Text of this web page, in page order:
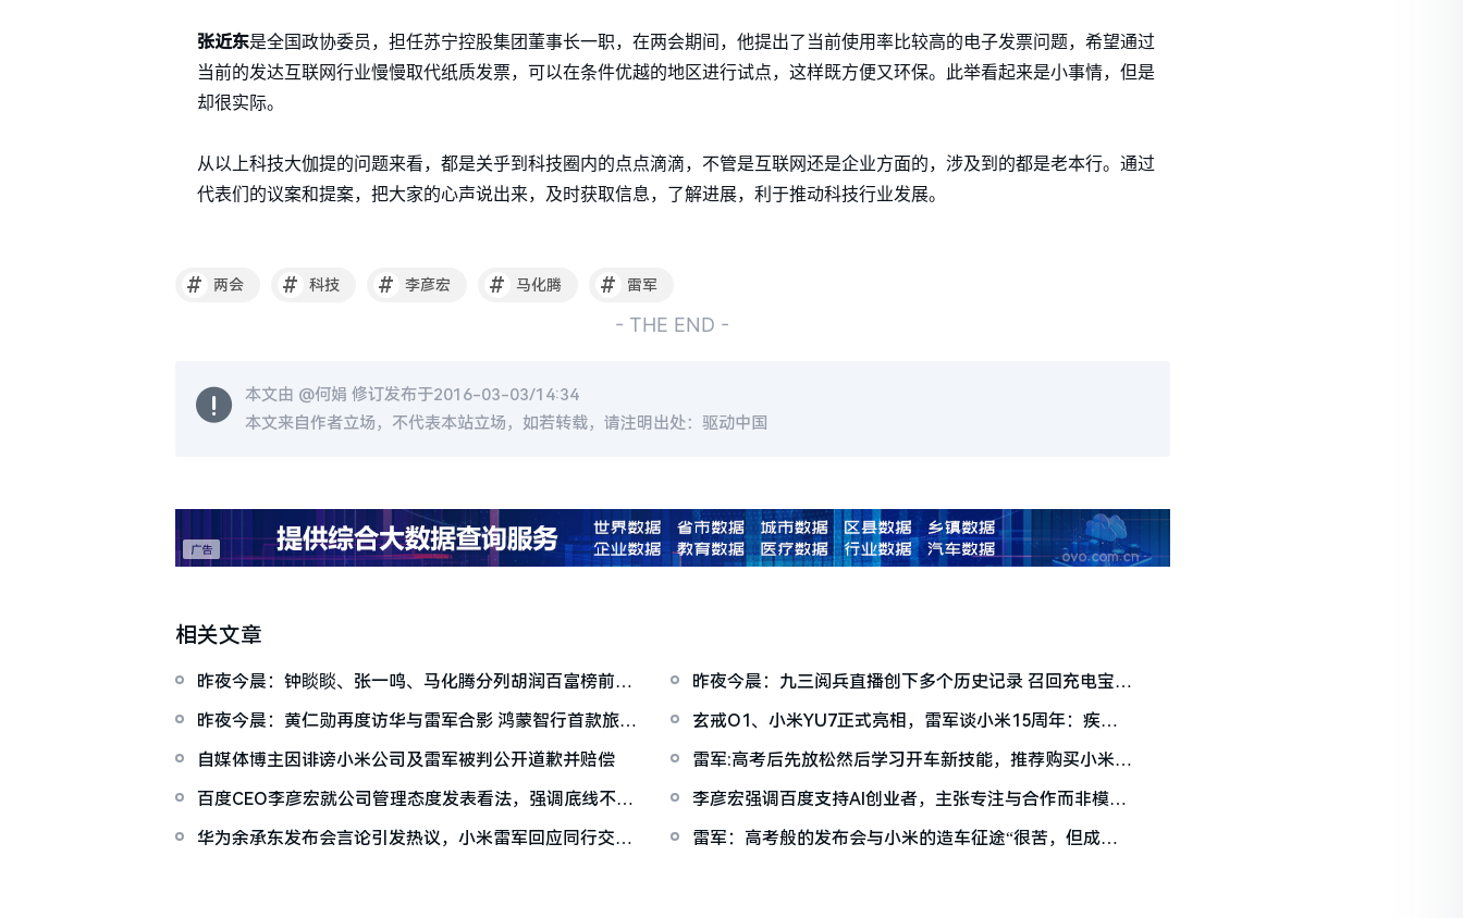
张近东是全国政协委员，担任苏宁控股集团董事长一职，在两会期间，他提出了当前使用率比较高的电子发票问题，希望通过
当前的发达互联网行业慢慢取代纸质发票，可以在条件优越的地区进行试点，这样既方便又环保。此举看起来是小事情，但是
却很实际。
从以上科技大伽提的问题来看，都是关乎到科技圈内的点点滴滴，不管是互联网还是企业方面的，涉及到的都是老本行。通过
代表们的议案和提案，把大家的心声说出来，及时获取信息，了解进展，利于推动科技行业发展。
# 两会 # 科技 # 李彦宏 # 马化腾 # 雷军
- THE END -
本文由 @何娟 修订发布于2016-03-03/14:34
本文来自作者立场，不代表本站立场，如若转载，请注明出处：驱动中国
相关文章
昨夜今晨：钟睒睒、张一鸣、马化腾分列胡润百富榜前三
小米智能家电工厂投产
昨夜今晨：九三阅兵直播创下多个历史记录 召回充电宝供
应商被罚374万余元
昨夜今晨：黄仁勋再度访华与雷军合影 鸿蒙智行首款旅行
车曝光
玄戒O1、小米YU7正式亮相，雷军谈小米15周年：疾风
知劲草，用更坚实的成长回应一切
自媒体博主因诽谤小米公司及雷军被判公开道歉并赔偿
雷军:高考后先放松然后学习开车新技能，推荐购买小米
14系列
百度CEO李彦宏就公司管理态度发表看法，强调底线不可
触碰
李彦宏强调百度支持AI创业者，主张专注与合作而非模仿
华为余承东发布会言论引发热议，小米雷军回应同行交流
雷军：高考般的发布会与小米的造车征途“很苦，但成功